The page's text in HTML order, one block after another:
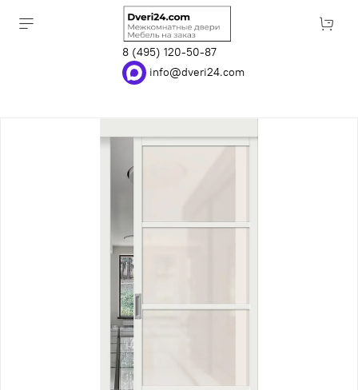
8 (495) 120-50-87
info@dveri24.com